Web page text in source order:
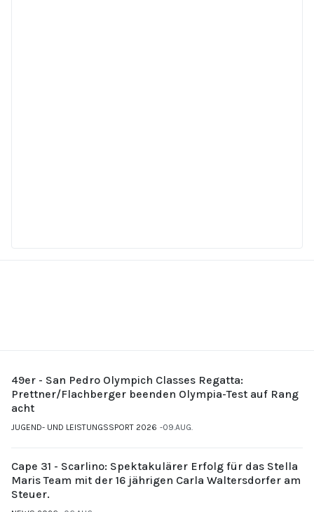
49er - San Pedro Olympich Classes Regatta:
Prettner/Flachberger beenden Olympia-Test auf Rang
acht
JUGEND- UND LEISTUNGSSPORT 2026 09.AUG.
Cape 31 - Scarlino: Spektakulärer Erfolg für das Stella
Maris Team mit der 16 jährigen Carla Waltersdorfer am
Steuer.